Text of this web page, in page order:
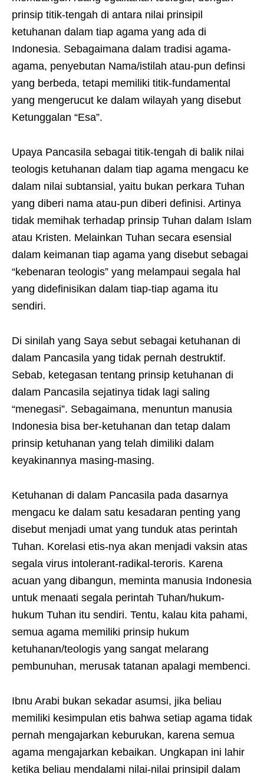
prinsip titik-tengah di antara nilai prinsipil
ketuhanan dalam tiap agama yang ada di
Indonesia. Sebagaimana dalam tradisi agama-
agama, penyebutan Nama/istilah atau-pun definsi
yang berbeda, tetapi memiliki titik-fundamental
yang mengerucut ke dalam wilayah yang disebut
Ketunggalan “Esa”.
Upaya Pancasila sebagai titik-tengah di balik nilai
teologis ketuhanan dalam tiap agama mengacu ke
dalam nilai subtansial, yaitu bukan perkara Tuhan
yang diberi nama atau-pun diberi definisi. Artinya
tidak memihak terhadap prinsip Tuhan dalam Islam
atau Kristen. Melainkan Tuhan secara esensial
dalam keimanan tiap agama yang disebut sebagai
“kebenaran teologis” yang melampaui segala hal
yang didefinisikan dalam tiap-tiap agama itu
sendiri.
Di sinilah yang Saya sebut sebagai ketuhanan di
dalam Pancasila yang tidak pernah destruktif.
Sebab, ketegasan tentang prinsip ketuhanan di
dalam Pancasila sejatinya tidak lagi saling
“menegasi”. Sebagaimana, menuntun manusia
Indonesia bisa ber-ketuhanan dan tetap dalam
prinsip ketuhanan yang telah dimiliki dalam
keyakinannya masing-masing.
Ketuhanan di dalam Pancasila pada dasarnya
mengacu ke dalam satu kesadaran penting yang
disebut menjadi umat yang tunduk atas perintah
Tuhan. Korelasi etis-nya akan menjadi vaksin atas
segala virus intolerant-radikal-teroris. Karena
acuan yang dibangun, meminta manusia Indonesia
untuk menaati segala perintah Tuhan/hukum-
hukum Tuhan itu sendiri. Tentu, kalau kita pahami,
semua agama memiliki prinsip hukum
ketuhanan/teologis yang sangat melarang
pembunuhan, merusak tatanan apalagi membenci.
Ibnu Arabi bukan sekadar asumsi, jika beliau
memiliki kesimpulan etis bahwa setiap agama tidak
pernah mengajarkan keburukan, karena semua
agama mengajarkan kebaikan. Ungkapan ini lahir
ketika beliau mendalami nilai-nilai prinsipil dalam